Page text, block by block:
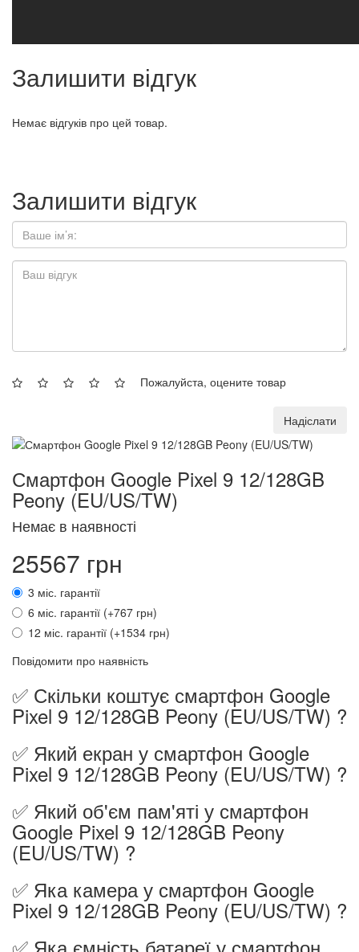
Залишити відгук
Немає відгуків про цей товар.
Залишити відгук
Пожалуйста, оцените товар
Надіслати
Смартфон Google Pixel 9 12/128GB
Peony (EU/US/TW)
Немає в наявності
25567 грн
3 міс. гарантії
6 міс. гарантії (+767 грн)
12 міс. гарантії (+1534 грн)
Повідомити про наявність
✅ Скільки коштує смартфон Google
Pixel 9 12/128GB Peony (EU/US/TW) ?
✅ Який екран у смартфон Google
Pixel 9 12/128GB Peony (EU/US/TW) ?
✅ Який об'єм пам'яті у смартфон
Google Pixel 9 12/128GB Peony
(EU/US/TW) ?
✅ Яка камера у смартфон Google
Pixel 9 12/128GB Peony (EU/US/TW) ?